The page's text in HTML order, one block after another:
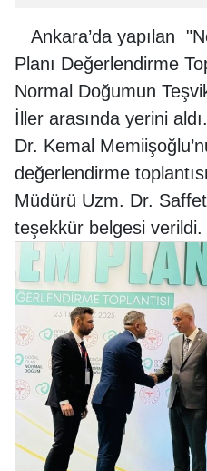
Ankara’da yapılan "
Planı Değerlendirme
Normal Doğumun
İller arasında yerini aldı.
Dr. Kemal
değerlendirme
Müdürü Uzm. Dr.
teşekkür belgesi verildi.